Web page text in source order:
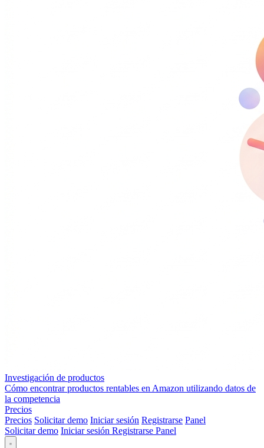
Investigación de productos
Cómo encontrar productos rentables en Amazon utilizando datos de
la competencia
Precios
Precios Solicitar demo Iniciar sesión Registrarse Panel
Solicitar demo Iniciar sesión Registrarse Panel